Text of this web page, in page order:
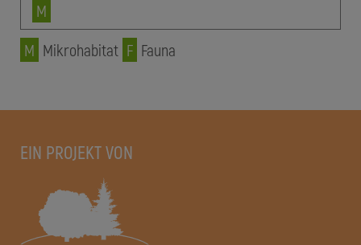
M
M Mikrohabitat F Fauna
EIN PROJEKT VON